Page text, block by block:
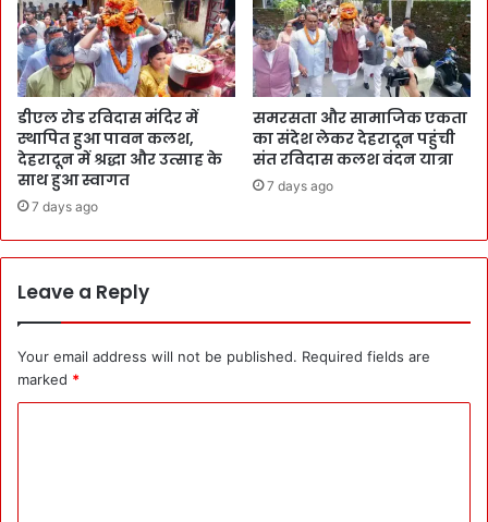
डीएल रोड रविदास मंदिर में
स्थापित हुआ पावन कलश,
देहरादून में श्रद्धा और उत्साह के
साथ हुआ स्वागत
7 days ago
समरसता और सामाजिक एकता
का संदेश लेकर देहरादून पहुंची
संत रविदास कलश वंदन यात्रा
7 days ago
Leave a Reply
Your email address will not be published. Required fields are
marked *